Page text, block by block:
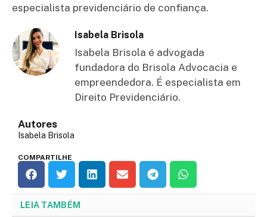
especialista previdenciário de confiança.
Isabela Brisola
Isabela Brisola é advogada
fundadora do Brisola Advocacia e
empreendedora. É especialista em
Direito Previdenciário.
Autores
Isabela Brisola
COMPARTILHE
LEIA TAMBÉM